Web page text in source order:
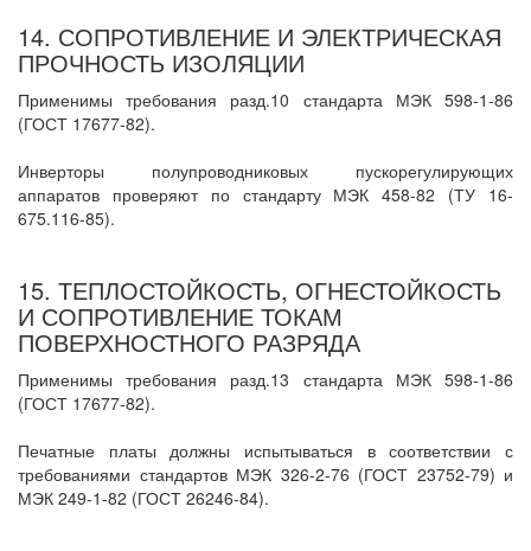
14. СОПРОТИВЛЕНИЕ И ЭЛЕКТРИЧЕСКАЯ
ПРОЧНОСТЬ ИЗОЛЯЦИИ
Применимы требования разд.10 стандарта МЭК 598-1-86
(ГОСТ 17677-82).
Инверторы полупроводниковых пускорегулирующих
аппаратов проверяют по стандарту МЭК 458-82 (ТУ 16-
675.116-85).
15. ТЕПЛОСТОЙКОСТЬ, ОГНЕСТОЙКОСТЬ
И СОПРОТИВЛЕНИЕ ТОКАМ
ПОВЕРХНОСТНОГО РАЗРЯДА
Применимы требования разд.13 стандарта МЭК 598-1-86
(ГОСТ 17677-82).
Печатные платы должны испытываться в соответствии с
требованиями стандартов МЭК 326-2-76 (ГОСТ 23752-79) и
МЭК 249-1-82 (ГОСТ 26246-84).